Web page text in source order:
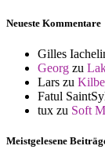
Neueste Kommentare
Gilles
Georg zu
Lars zu
Fatul
tux zu Soft
Meistgelesene